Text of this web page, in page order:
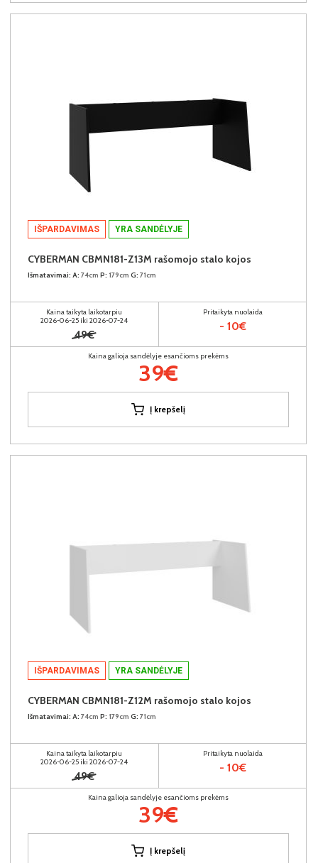
IŠPARDAVIMAS YRA SANDĖLYJE
CYBERMAN CBMN181-Z13M rašomojo stalo kojos
Išmatavimai: A: 74cm P: 179cm G: 71cm
Kaina taikyta laikotarpiu
2026-06-25 iki 2026-07-24
49€
Pritaikyta nuolaida
- 10€
Kaina galioja sandėlyje esančioms prekėms
39€
Į krepšelį
IŠPARDAVIMAS YRA SANDĖLYJE
CYBERMAN CBMN181-Z12M rašomojo stalo kojos
Išmatavimai: A: 74cm P: 179cm G: 71cm
Kaina taikyta laikotarpiu
2026-06-25 iki 2026-07-24
49€
Pritaikyta nuolaida
- 10€
Kaina galioja sandėlyje esančioms prekėms
39€
Į krepšelį